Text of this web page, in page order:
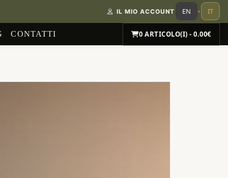
IL MIO ACCOUNT EN • IT
CONTATTI 0 ARTICOLO(I) - 0.00€